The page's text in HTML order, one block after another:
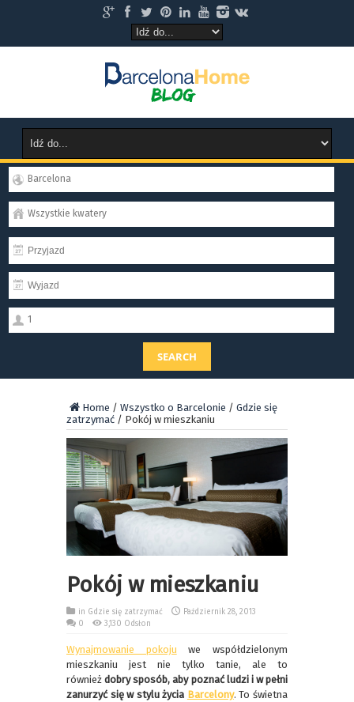
Barcelona
Wszystkie kwatery
1
SEARCH
Home / Wszystko o Barcelonie / Gdzie się
zatrzymać / Pokój w mieszkaniu
Pokój w mieszkaniu
in Gdzie się zatrzymać
Październik 28, 2013
0
3,130 Odsłon
Wynajmowanie pokoju we współdzielonym
mieszkaniu jest nie tylko tanie, ale to
równieżdobry sposób, aby poznać ludzi i w pełni
zanurzyć się w stylu życia Barcelony. To świetna